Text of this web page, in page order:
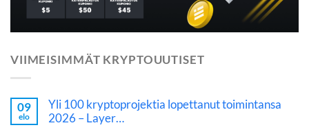
VIIMEISIMMÄT KRYPTOUUTISET
09
elo
Yli 100 kryptoprojektia lopettanut toimintansa
2026 – Layer…